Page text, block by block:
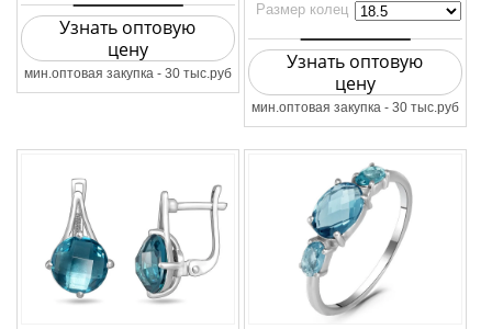
Узнать оптовую
цену
мин.оптовая закупка - 30 тыс.руб
Размер колец
Узнать оптовую
цену
мин.оптовая закупка - 30 тыс.руб